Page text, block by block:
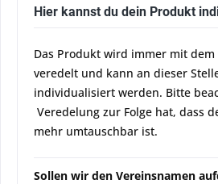
Hier kannst du dein Produkt
Das Produkt wird immer mit dem
veredelt und kann an dieser
individualisiert werden. Bitte
Veredelung zur Folge hat, dass
mehr umtauschbar ist.
Sollen wir den Vereinsnamen